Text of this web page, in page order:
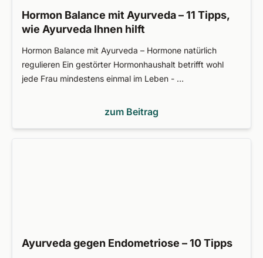
Hormon Balance mit Ayurveda – 11 Tipps,
wie Ayurveda Ihnen hilft
Hormon Balance mit Ayurveda – Hormone natürlich
regulieren Ein gestörter Hormonhaushalt betrifft wohl
jede Frau mindestens einmal im Leben - …
zum Beitrag
Ayurveda gegen Endometriose – 10 Tipps